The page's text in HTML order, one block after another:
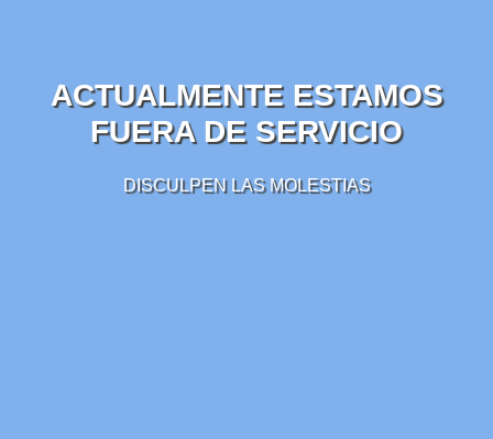
ACTUALMENTE ESTAMOS
FUERA DE SERVICIO
DISCULPEN LAS MOLESTIAS